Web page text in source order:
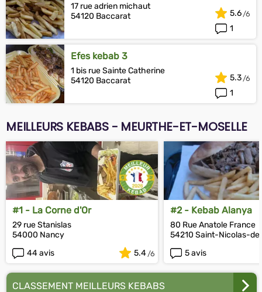
17 rue adrien michaut
54120 Baccarat
1
5.6
Efes kebab 3
1 bis rue Sainte Catherine
54120 Baccarat
1
5.3
MEILLEURS KEBABS - MEURTHE-ET-MOSELLE
#1 - La Corne d'Or
29 rue Stanislas
54000 Nancy
44 avis
5.4
#2 - Kebab Alanya
80 Rue Anatole France
54210 Saint-Nicolas-
5 avis
CLASSEMENT MEILLEURS KEBABS